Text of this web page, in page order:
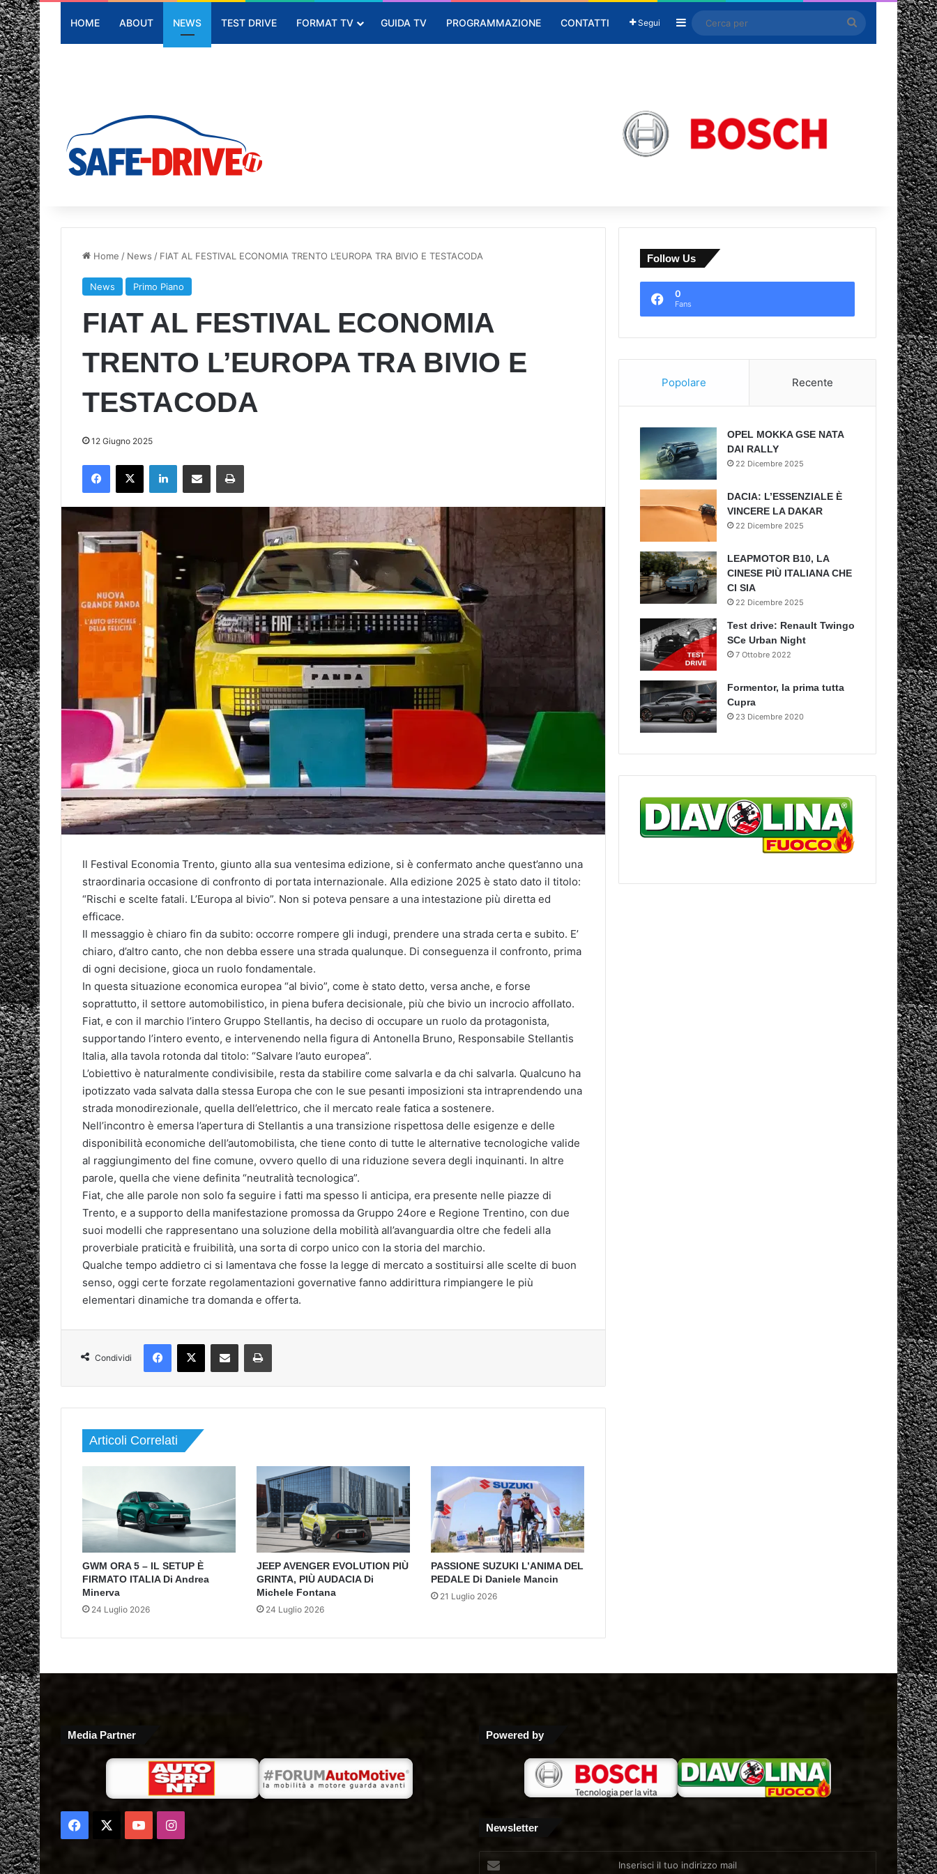
HOME ABOUT NEWS TEST DRIVE FORMAT TV GUIDA TV PROGRAMMAZIONE CONTATTI Segui Barra laterale
per
Home / News / FIAT AL FESTIVAL ECONOMIA TRENTO L’EUROPA TRA BIVIO E TESTACODA
News Primo Piano
FIAT AL FESTIVAL ECONOMIA
TRENTO L’EUROPA TRA BIVIO E
TESTACODA
12 Giugno 2025
Il Festival Economia Trento, giunto alla sua ventesima edizione, si è confermato anche quest’anno una
straordinaria occasione di confronto di portata internazionale. Alla edizione 2025 è stato dato il titolo:
“Rischi e scelte fatali. L’Europa al bivio”. Non si poteva pensare a una intestazione più diretta ed
efficace.
Il messaggio è chiaro fin da subito: occorre rompere gli indugi, prendere una strada certa e subito. E’
chiaro, d’altro canto, che non debba essere una strada qualunque. Di conseguenza il confronto, prima
di ogni decisione, gioca un ruolo fondamentale.
In questa situazione economica europea “al bivio”, come è stato detto, versa anche, e forse
soprattutto, il settore automobilistico, in piena bufera decisionale, più che bivio un incrocio affollato.
Fiat, e con il marchio l’intero Gruppo Stellantis, ha deciso di occupare un ruolo da protagonista,
supportando l’intero evento, e intervenendo nella figura di Antonella Bruno, Responsabile Stellantis
Italia, alla tavola rotonda dal titolo: “Salvare l’auto europea”.
L’obiettivo è naturalmente condivisibile, resta da stabilire come salvarla e da chi salvarla. Qualcuno ha
ipotizzato vada salvata dalla stessa Europa che con le sue pesanti imposizioni sta intraprendendo una
strada monodirezionale, quella dell’elettrico, che il mercato reale fatica a sostenere.
Nell’incontro è emersa l’apertura di Stellantis a una transizione rispettosa delle esigenze e delle
disponibilità economiche dell’automobilista, che tiene conto di tutte le alternative tecnologiche valide
al raggiungimento del fine comune, ovvero quello di una riduzione severa degli inquinanti. In altre
parole, quella che viene definita “neutralità tecnologica”.
Fiat, che alle parole non solo fa seguire i fatti ma spesso li anticipa, era presente nelle piazze di
Trento, e a supporto della manifestazione promossa da Gruppo 24ore e Regione Trentino, con due
suoi modelli che rappresentano una soluzione della mobilità all’avanguardia oltre che fedeli alla
proverbiale praticità e fruibilità, una sorta di corpo unico con la storia del marchio.
Qualche tempo addietro ci si lamentava che fosse la legge di mercato a sostituirsi alle scelte di buon
senso, oggi certe forzate regolamentazioni governative fanno addirittura rimpiangere le più
elementari dinamiche tra domanda e offerta.
Condividi
Articoli Correlati
GWM ORA 5 – IL SETUP È
FIRMATO ITALIA Di Andrea
Minerva
24 Luglio 2026
JEEP AVENGER EVOLUTION PIÙ
GRINTA, PIÙ AUDACIA Di
Michele Fontana
24 Luglio 2026
PASSIONE SUZUKI L’ANIMA DEL
PEDALE Di Daniele Mancin
21 Luglio 2026
Follow Us
0
Fans
Popolare Recente
OPEL MOKKA GSE NATA
DAI RALLY
22 Dicembre 2025
DACIA: L’ESSENZIALE È
VINCERE LA DAKAR
22 Dicembre 2025
LEAPMOTOR B10, LA
CINESE PIÙ ITALIANA CHE
CI SIA
22 Dicembre 2025
Test drive: Renault Twingo
SCe Urban Night
7 Ottobre 2022
Formentor, la prima tutta
Cupra
23 Dicembre 2020
Media Partner
Facebook
You Instagram
Powered by
Newsletter